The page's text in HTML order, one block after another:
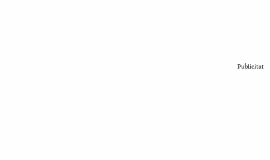
Publicitat